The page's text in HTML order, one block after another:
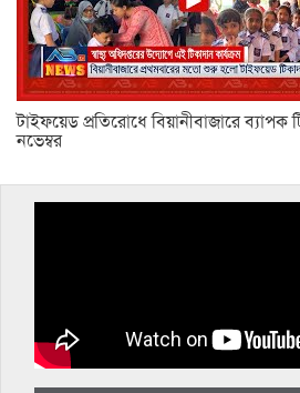
টাইফয়েড প্রতিরোধে বিয়ানীবাজারে
নভেম্বর